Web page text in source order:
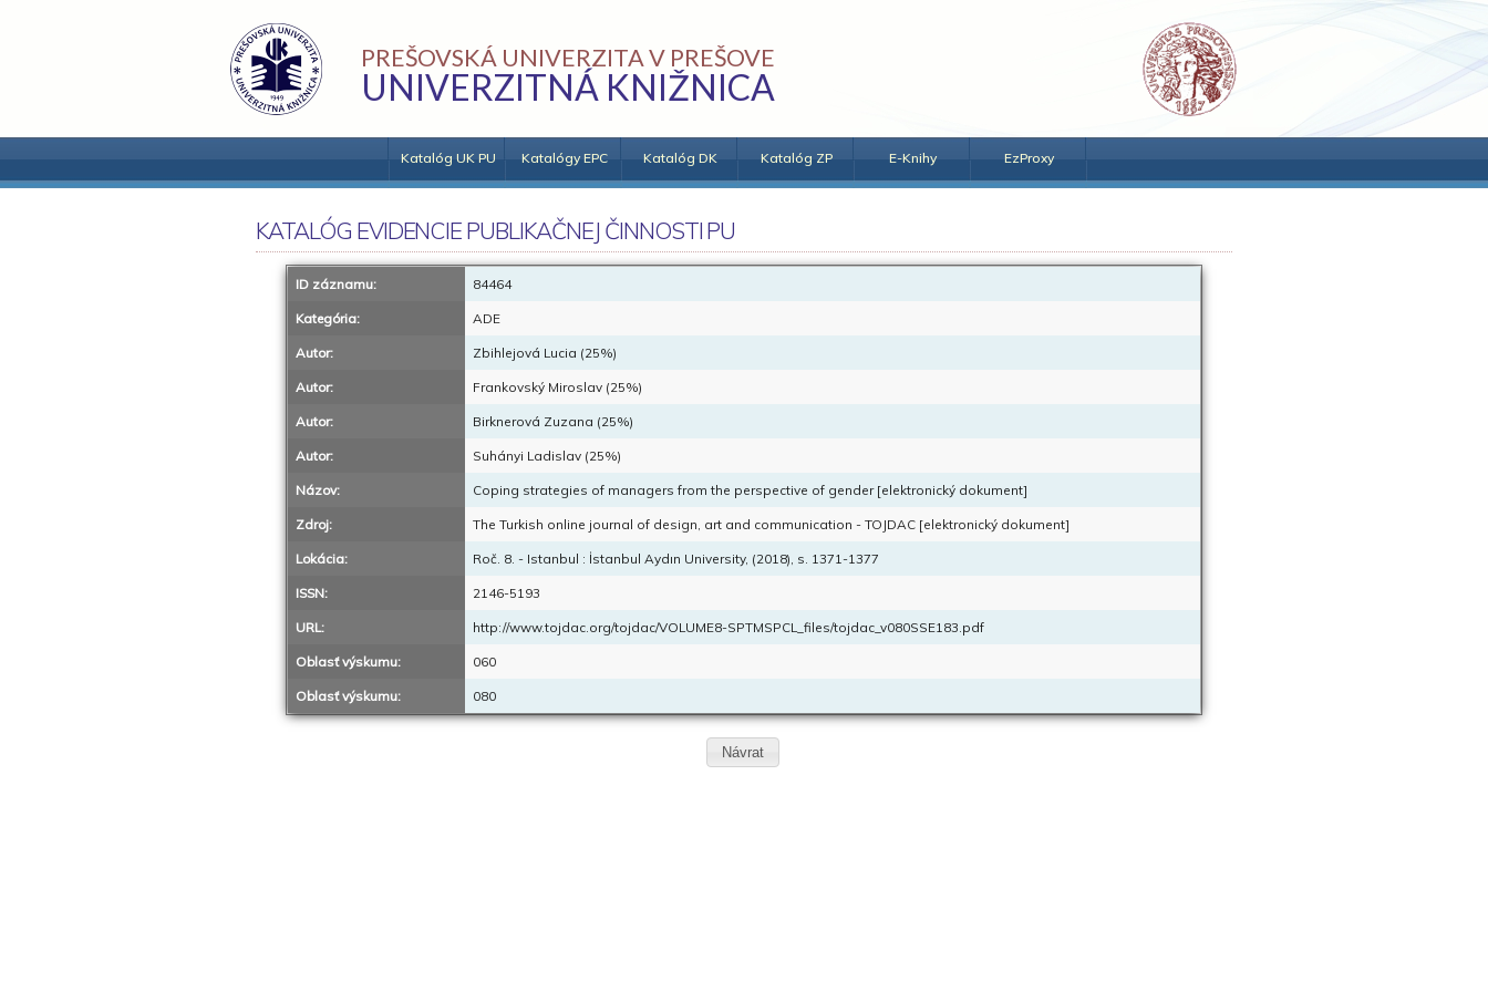
PREŠOVSKÁ UNIVERZITA V PREŠOVE
UNIVERZITNÁ KNIŽNICA
Katalóg UK PU Katalógy EPC Katalóg DK Katalóg ZP E-Knihy EzProxy
KATALÓG EVIDENCIE PUBLIKAČNEJ ČINNOSTI PU
ID záznamu: 84464
Kategória: ADE
Autor: Zbihlejová Lucia (25%)
Autor: Frankovský Miroslav (25%)
Autor: Birknerová Zuzana (25%)
Autor: Suhányi Ladislav (25%)
Názov: Coping strategies of managers from the perspective of gender [elektronický dokument]
Zdroj: The Turkish online journal of design, art and communication - TOJDAC [elektronický dokument]
Lokácia: Roč. 8. - Istanbul : İstanbul Aydın University, (2018), s. 1371-1377
ISSN: 2146-5193
URL: http://www.tojdac.org/tojdac/VOLUME8-SPTMSPCL_files/tojdac_v080SSE183.pdf
Oblasť výskumu: 060
Oblasť výskumu: 080